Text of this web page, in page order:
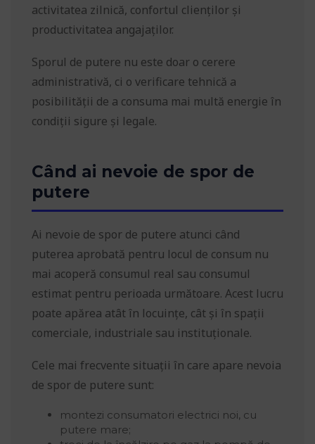
activitatea zilnică, confortul clienților și
productivitatea angajaților.
Sporul de putere nu este doar o cerere
administrativă, ci o verificare tehnică a
posibilității de a consuma mai multă energie în
condiții sigure și legale.
Când ai nevoie de spor de
putere
Ai nevoie de spor de putere atunci când
puterea aprobată pentru locul de consum nu
mai acoperă consumul real sau consumul
estimat pentru perioada următoare. Acest lucru
poate apărea atât în locuințe, cât și în spații
comerciale, industriale sau instituționale.
Cele mai frecvente situații în care apare nevoia
de spor de putere sunt:
montezi consumatori electrici noi, cu
putere mare;